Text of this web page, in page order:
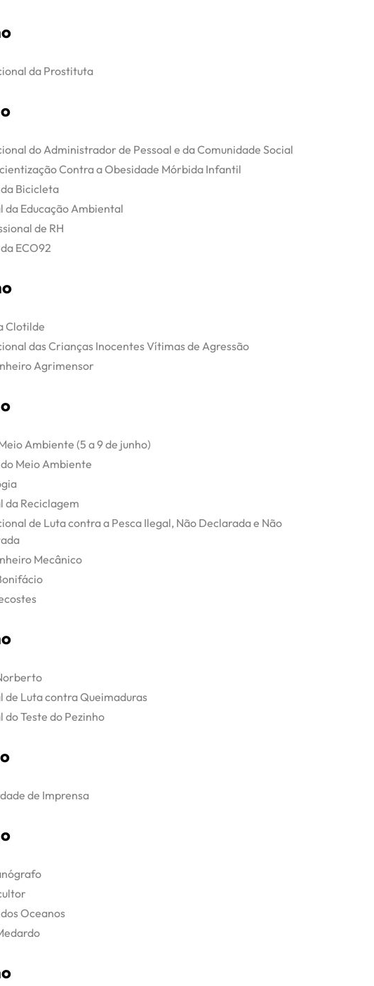
da Prostituta
do Administrador de Pessoal e da Comunidade Social
Contra a Obesidade Mórbida Infantil
Bicicleta
da Educação Ambiental
de RH
ECO92
Clotilde
das Crianças Inocentes Vítimas de Agressão
Agrimensor
Ambiente (5 a 9 de junho)
Meio Ambiente
da Reciclagem
de Luta contra a Pesca Ilegal, Não Declarada e Não
Mecânico
de Luta contra Queimaduras
do Teste do Pezinho
de Imprensa
Oceanos